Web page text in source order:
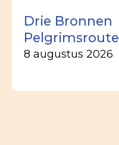
Drie Bronnen
Pelgrimsroute
8 augustus 2026